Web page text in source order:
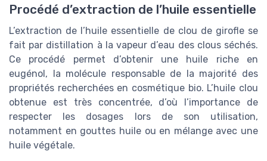
Procédé d’extraction de l’huile essentielle
L’extraction de l’huile essentielle de clou de girofle se
fait par distillation à la vapeur d’eau des clous séchés.
Ce procédé permet d’obtenir une huile riche en
eugénol, la molécule responsable de la majorité des
propriétés recherchées en cosmétique bio. L’huile clou
obtenue est très concentrée, d’où l’importance de
respecter les dosages lors de son utilisation,
notamment en gouttes huile ou en mélange avec une
huile végétale.